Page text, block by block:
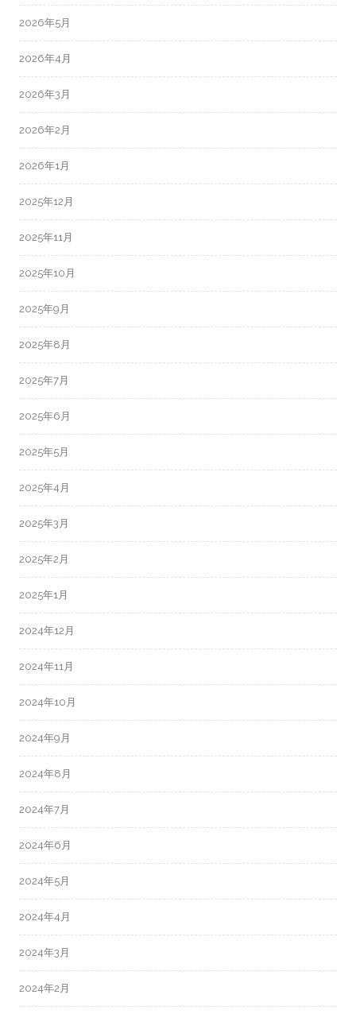
2026年5月
2026年4月
2026年3月
2026年2月
2026年1月
2025年12月
2025年11月
2025年10月
2025年9月
2025年8月
2025年7月
2025年6月
2025年5月
2025年4月
2025年3月
2025年2月
2025年1月
2024年12月
2024年11月
2024年10月
2024年9月
2024年8月
2024年7月
2024年6月
2024年5月
2024年4月
2024年3月
2024年2月